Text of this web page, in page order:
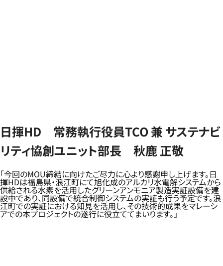
日揮HD 常務執行役員TCO 兼 サステナビ
リティ協創ユニット部長 秋鹿 正敬
「今回のMOU締結に向けたご尽力に心より感謝申し上げます。日
揮HDは福島県・浪江町にて旭化成のアルカリ水電解システムから
供給される水素を活用したグリーンアンモニア製造実証設備を建
設中であり、同設備で統合制御システムの実証も行う予定です。浪
江町での実証における知見を活用し、その技術的成果をマレーシ
アでの本プロジェクトの遂行に役立ててまいります。」